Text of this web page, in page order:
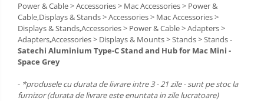
Power & Cable > Accessories > Mac Accessories > Power &
Cable,Displays & Stands > Accessories > Mac Accessories >
Displays & Stands,Accessories > Power & Cable > Adapters >
Adapters,Accessories > Displays & Mounts > Stands > Stands -
Satechi Aluminium Type-C Stand and Hub for Mac Mini -
Space Grey
- *produsele cu durata de livrare intre 3 - 21 zile - sunt pe stoc la
furnizor (durata de livrare este enuntata in zile lucratoare)